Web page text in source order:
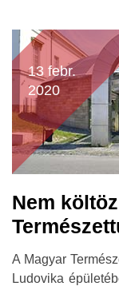
13 febr.
2020
Nem
A Magyar
Ludovika